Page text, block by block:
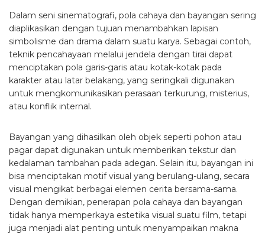
Dalam seni sinematografi, pola cahaya dan bayangan sering
diaplikasikan dengan tujuan menambahkan lapisan
simbolisme dan drama dalam suatu karya. Sebagai contoh,
teknik pencahayaan melalui jendela dengan tirai dapat
menciptakan pola garis-garis atau kotak-kotak pada
karakter atau latar belakang, yang seringkali digunakan
untuk mengkomunikasikan perasaan terkurung, misterius,
atau konflik internal.
Bayangan yang dihasilkan oleh objek seperti pohon atau
pagar dapat digunakan untuk memberikan tekstur dan
kedalaman tambahan pada adegan. Selain itu, bayangan ini
bisa menciptakan motif visual yang berulang-ulang, secara
visual mengikat berbagai elemen cerita bersama-sama.
Dengan demikian, penerapan pola cahaya dan bayangan
tidak hanya memperkaya estetika visual suatu film, tetapi
juga menjadi alat penting untuk menyampaikan makna